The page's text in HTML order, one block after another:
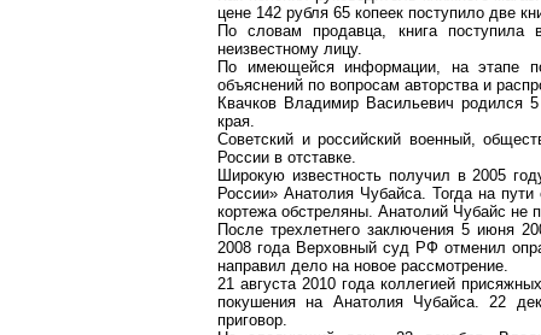
цене 142 рубля 65 копеек поступило две
По словам продавца, книга
неизвестному лицу.
По имеющейся информации, на этапе
объяснений по вопросам авторства и
Квачков Владимир Васильевич родился
края.
Советский и российский военный,
России в отставке.
Широкую известность получил в 2005
России» Анатолия Чубайса. Тогда на
кортежа обстреляны. Анатолий Чубайс не
После трехлетнего заключения 5 июня
2008 года Верховный суд РФ отменил
направил дело на новое рассмотрение.
21 августа 2010 года коллегией
покушения на Анатолия Чубайса. 22
приговор.